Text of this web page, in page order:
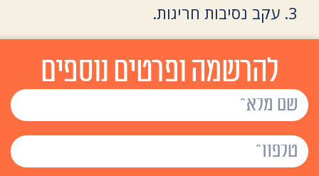
עקב נסיבות חריגות.
להרשמה ופרטים נוספים